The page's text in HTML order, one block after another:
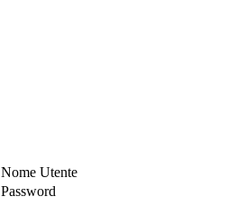
Nome Utente
Password